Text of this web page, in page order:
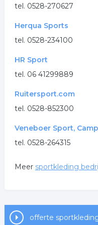
tel. 0528-270627
Herqua Sports
tel. 0528-234100
HR Sport
tel. 06 41299889
Ruitersport.com
tel. 0528-852300
Veneboer Sport,
tel. 0528-264315
Meer sportkleding
offerte